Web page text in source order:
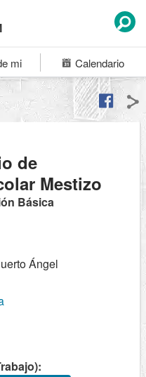
mi Calendario
de
Mestizo
Básica
Ángel